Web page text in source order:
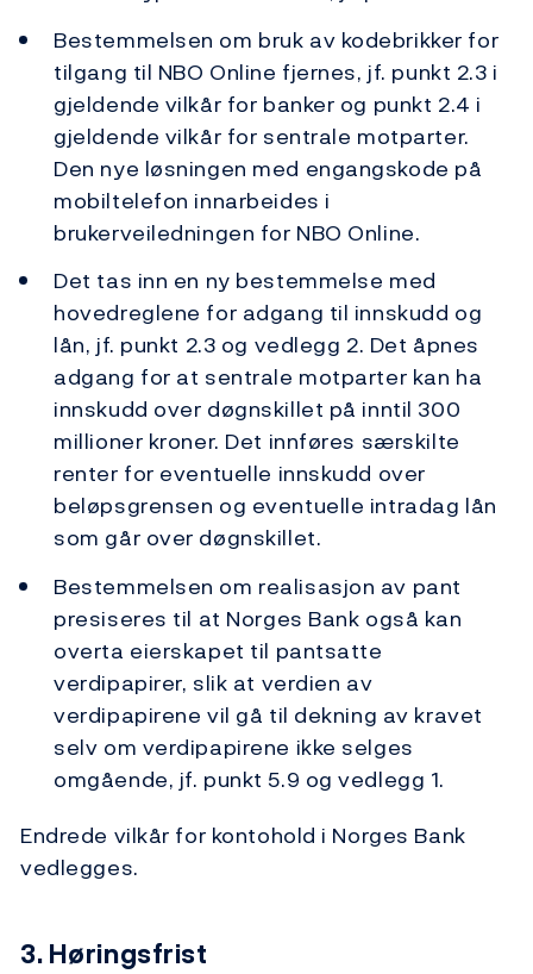
Bestemmelsen om bruk av kodebrikker for
tilgang til NBO Online fjernes, jf. punkt 2.3 i
gjeldende vilkår for banker og punkt 2.4 i
gjeldende vilkår for sentrale motparter.
Den nye løsningen med engangskode på
mobiltelefon innarbeides i
brukerveiledningen for NBO Online.
Det tas inn en ny bestemmelse med
hovedreglene for adgang til innskudd og
lån, jf. punkt 2.3 og vedlegg 2. Det åpnes
adgang for at sentrale motparter kan ha
innskudd over døgnskillet på inntil 300
millioner kroner. Det innføres særskilte
renter for eventuelle innskudd over
beløpsgrensen og eventuelle intradag lån
som går over døgnskillet.
Bestemmelsen om realisasjon av pant
presiseres til at Norges Bank også kan
overta eierskapet til pantsatte
verdipapirer, slik at verdien av
verdipapirene vil gå til dekning av kravet
selv om verdipapirene ikke selges
omgående, jf. punkt 5.9 og vedlegg 1.
Endrede vilkår for kontohold i Norges Bank
vedlegges.
3. Høringsfrist